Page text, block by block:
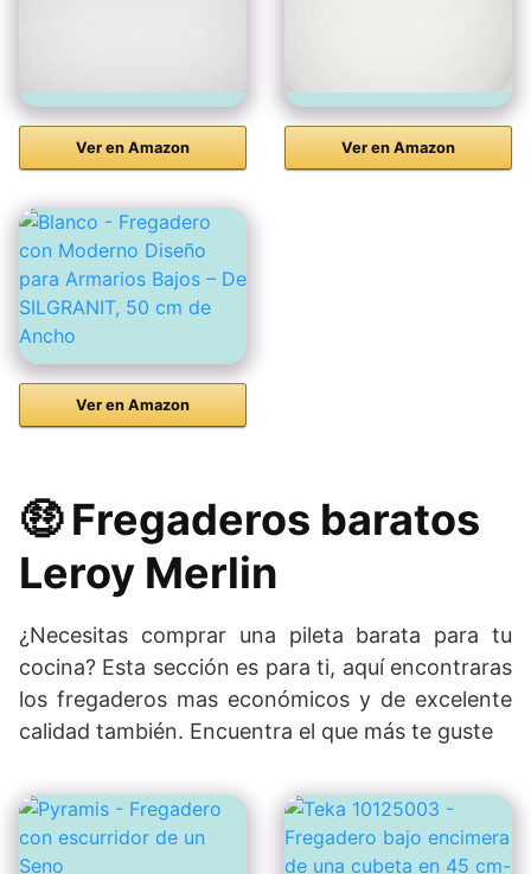
Ver en Amazon Ver en Amazon
Ver en Amazon
🤑 Fregaderos baratos
Leroy Merlin
¿Necesitas comprar una pileta barata para tu
cocina? Esta sección es para ti, aquí encontraras
los fregaderos mas económicos y de excelente
calidad también. Encuentra el que más te guste